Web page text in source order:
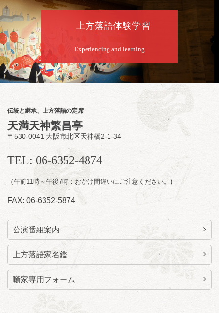
ももえ（音曲漫才）※／笑福亭三喬／桂米二
（ジャグリング）／笑福亭松枝（※…配信は
ございません）
★菟道亭配信あり
8月12日（水）
お笑い怪談噺の夕べ vol.20 ～ホンモノ
の幽霊も出まぁーす！～
笑福亭たま／林家染雀 ／桂米左～仲入～旭堂
南鱗／笑福亭福笑
開演：午後6時30分（6時開場）全席指定
前売3,000円 当日3,500円
お問合せ：福笑エンタープライズ
0798-23-
7160
★莵道亭配信あり
上方落語体験学習
Experiencing and learning
伝統と継承、上方落語の定席
天満天神繁昌亭
〒530-0041 大阪市北区天神橋2-1-34
TEL: 06-6352-4874
（午前11時～午後7時：おかけ間違いにご注意ください。)
FAX: 06-6352-5874
公演番組案内
上方落語家名鑑
噺家専用フォーム